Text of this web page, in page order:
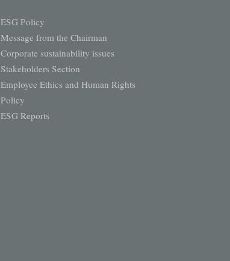
ESG Policy
Message from the Chairman
Corporate sustainability issues
Stakeholders Section
Employee Ethics and Human Rights
Policy
ESG Reports